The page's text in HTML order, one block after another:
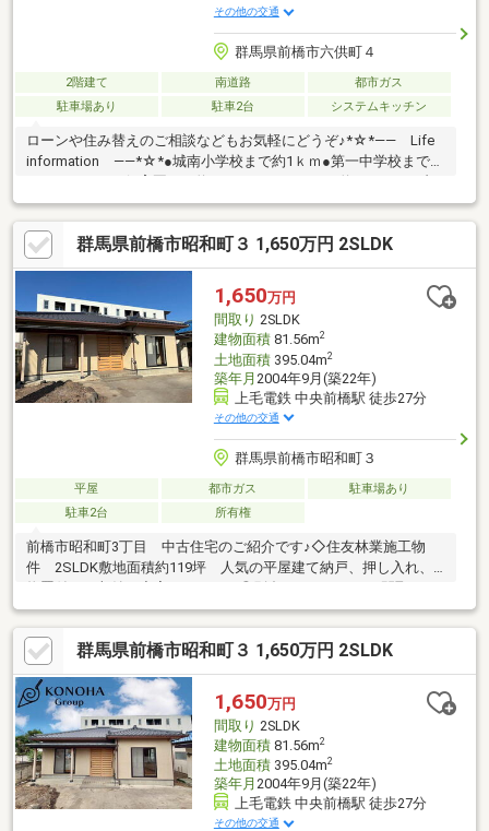
その他の交通
群馬県前橋市六供町４
2階建て 南道路
都市ガス
駐車場あり
駐車2台 システムキッチン
ローンや住み替えのご相談などもお気軽にどうぞ♪*☆*―― Life
information ――*☆*●城南小学校まで約1ｋｍ●第一中学校まで約
イレブンまで約580ｍ●けやきウォーク前橋まで約1.2ｋｍ
*☆*―― オススメPOINT ――*☆*☆二世帯住宅（5LDK＋LDK）
向けの間取り！☆セブン＆ヤオコー＆マルエ近くで便利◎☆徒歩
圏内にけやきウォーク前橋あり♪
群馬県前橋市昭和町３ 1,650万円 2SLDK
1,650万円
間取り 2SLDK
建物面積81.56m2
土地面積395.04m2
築年月 2004年9月(築22年)
上毛電鉄 中央前橋駅 徒歩27分
その他の交通
群馬県前橋市昭和町３
平屋 都市ガス
駐車場あり
駐車2台
所有権
前橋市昭和町3丁目 中古住宅のご紹介です♪◇住友林業施工物
件 2SLDK敷地面積約119坪 人気の平屋建て納戸、押し入れ、
３K 2世帯で住むことも可能◎◆国道17号線まで車で約3分のた
め多方面へのアクセスが便利！お休みの日に家族でお出かけもし
やすい立地です。◆敷島小学校まで徒歩約5分のため通学、送り
迎えも安心◎周辺お買い物施設充実しています♪・前橋リリカ 車
で約4分(1，400m).コープ昭和店 車で約3分(900ｍ)◆◇◆中古戸
建をお探しなら、LIXIL不動産ショップのトウショウレックスへ
◆◇◆
群馬県前橋市昭和町３ 1,650万円 2SLDK
1,650万円
間取り 2SLDK
建物面積81.56m2
土地面積395.04m2
築年月 2004年9月(築22年)
上毛電鉄 中央前橋駅 徒歩27分
その他の交通